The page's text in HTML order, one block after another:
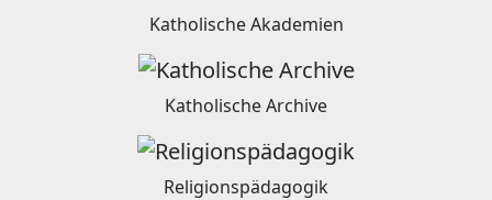
Katholische Akademien
Katholische Archive
Religionspädagogik